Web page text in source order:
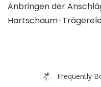
Anbringen der
Hartschaum-
Frequently